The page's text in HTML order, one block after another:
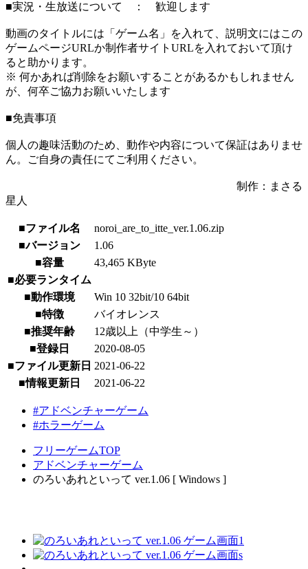
■実況・生放送について ： 歓迎します
動画のタイトルには「ゲーム名」を入れて、説明文にはこの
ゲームページURLか制作者サイトURLを入れておいて頂け
ると助かります。
※ 何かあれば削除をお願いすることがあるかもしれません
が、何卒ご協力お願いいたします
■免責事項
個人の趣味活動のため、動作や内容について保証はありませ
ん。ご自身の責任にてご利用ください。
制作：まさる
星人
■ファイル名
noroi_are_to_itte_ver.1.06.zip
■バージョン
1.06
■容量
43,465 KByte
■必要ランタイム
■動作環境
Win 10 32bit/10 64bit
■特徴
バイオレンス
■推奨年齢
12歳以上（中学生～）
■登録日
2020-08-05
■ファイル更新日 2021-06-22
■情報更新日
2021-06-22
#アドベンチャーゲーム
#ホラーゲーム
フリーゲームTOP
アドベンチャーゲーム
のろいあれといって ver.1.06 [ Windows ]